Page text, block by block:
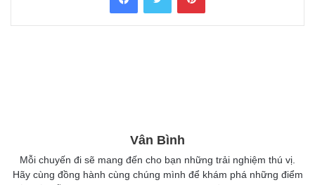
Vân Bình
Mỗi chuyến đi sẽ mang đến cho bạn những trải nghiệm thú vị.
Hãy cùng đồng hành cùng chúng mình để khám phá những điểm